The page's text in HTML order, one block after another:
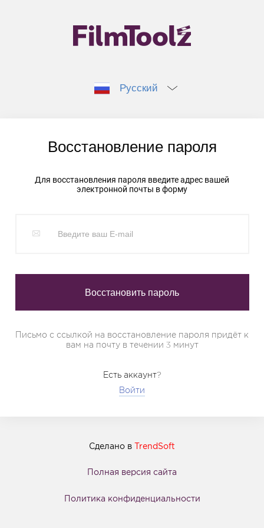
Русский
Восстановление пароля
Для восстановления пароля введите адрес вашей
электронной почты в форму
Письмо с ссылкой на восстановление пароля придёт к
вам на почту в течении 3 минут
Есть аккаунт?
Войти
Сделано в TrendSoft
Полная версия сайта
Политика конфиденциальности